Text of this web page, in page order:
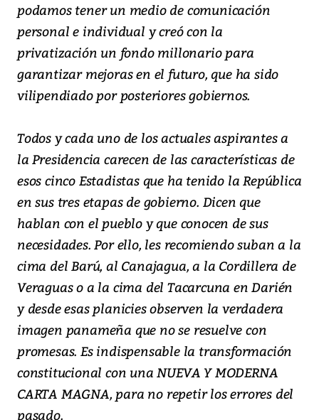
podamos tener un medio de comunicación
personal e individual y creó con la
privatización un fondo millonario para
garantizar mejoras en el futuro, que ha sido
vilipendiado por posteriores gobiernos.
Todos y cada uno de los actuales aspirantes a
la Presidencia carecen de las características de
esos cinco Estadistas que ha tenido la República
en sus tres etapas de gobierno. Dicen que
hablan con el pueblo y que conocen de sus
necesidades. Por ello, les recomiendo suban a la
cima del Barú, al Canajagua, a la Cordillera de
Veraguas o a la cima del Tacarcuna en Darién
y desde esas planicies observen la verdadera
imagen panameña que no se resuelve con
promesas. Es indispensable la transformación
constitucional con una NUEVA Y MODERNA
CARTA MAGNA, para no repetir los errores del
pasado.